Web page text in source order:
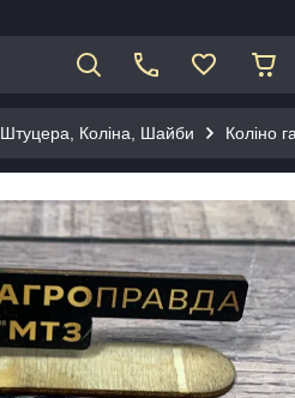
Штуцера, Коліна, Шайби Коліно